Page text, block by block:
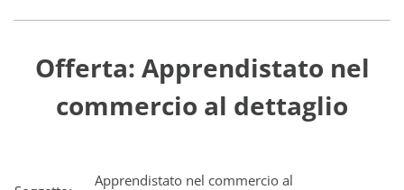
Offerta: Apprendistato nel
commercio al dettaglio
Apprendistato nel commercio al